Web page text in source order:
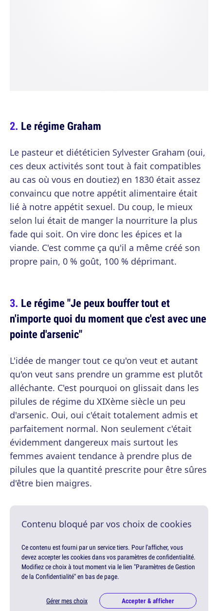
Le régime Graham
Le pasteur et diététicien Sylvester Graham (oui,
ces deux activités sont tout à fait compatibles
au cas où vous en doutiez) en 1830 était assez
convaincu que notre appétit alimentaire était
lié à notre appétit sexuel. Du coup, le mieux
selon lui était de manger la nourriture la plus
fade qui soit. On vire donc les épices et la
viande. C'est comme ça qu'il a même créé son
propre pain, 0 % goût, 100 % déprimant.
Le régime "Je peux bouffer tout et
n'importe quoi du moment que c'est avec une
pointe d'arsenic"
L'idée de manger tout ce qu'on veut et autant
qu'on veut sans prendre un gramme est plutôt
alléchante. C'est pourquoi on glissait dans les
pilules de régime du XIXème siècle un peu
d'arsenic. Oui, oui c'était totalement admis et
parfaitement normal. Non seulement c'était
évidemment dangereux mais surtout les
femmes avaient tendance à prendre plus de
pilules que la quantité prescrite pour être sûres
d'être bien maigres.
Contenu bloqué par vos choix de cookies
Ce contenu est fourni par un service tiers. Pour l'afficher, vous
devez accepter les cookies dans vos paramètres de confidentialité.
Modifiez ce choix à tout moment via le lien "Paramètres de Gestion
de la Confidentialité" en bas de page.
Gérer mes choix Accepter & afficher